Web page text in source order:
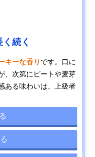
続く
キーな香り です。口に
、次第にピートや麦芽
ある味わいは、上級者